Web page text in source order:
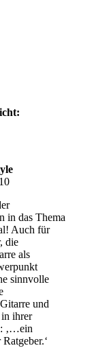
in das Thema
Auch für
die
als
sinnvolle
und
in ihrer
‚…ein